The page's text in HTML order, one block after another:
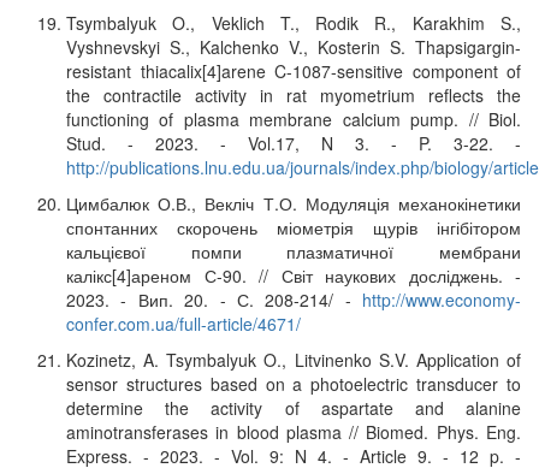
Tsymbalyuk O., Veklich T., Rodik R., Karakhim S.,
Vyshnevskyi S., Kalchenko V., Kosterin S. Thapsigargin-
resistant thiacalix[4]arene C-1087-sensitive component of
the contractile activity in rat myometrium reflects the
functioning of plasma membrane calcium pump. // Biol.
Stud. - 2023. - Vol.17, N 3. - P. 3-22. -
http://publications.lnu.edu.ua/journals/index.php/biology/
Цимбалюк О.В., Векліч Т.О. Модуляція механокінетики
спонтанних скорочень міометрія щурів інгібітором
кальцієвої помпи плазматичної мембрани
калікс[4]ареном С-90. // Світ наукових досліджень. -
2023. - Вип. 20. - С. 208-214/ - http://www.economy-
confer.com.ua/full-article/4671/
Kozinetz, A. Tsymbalyuk O., Litvinenko S.V. Application of
sensor structures based on a photoelectric transducer to
determine the activity of aspartate and alanine
aminotransferases in blood plasma // Biomed. Phys. Eng.
Express. - 2023. - Vol. 9: N 4. - Article 9. - 12 p. -